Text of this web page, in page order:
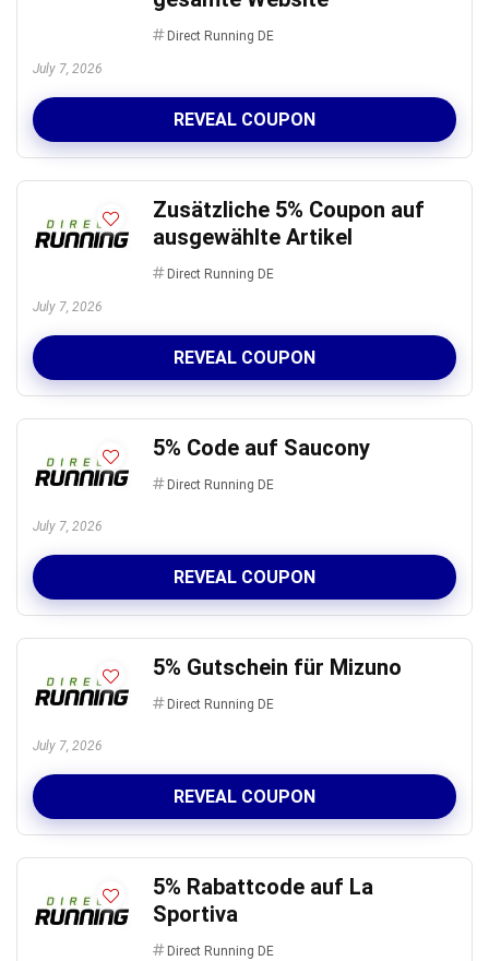
Direct Running DE
July 7, 2026
REVEAL COUPON
Zusätzliche 5% Coupon auf
ausgewählte Artikel
Direct Running DE
July 7, 2026
REVEAL COUPON
5% Code auf Saucony
Direct Running DE
July 7, 2026
REVEAL COUPON
5% Gutschein für Mizuno
Direct Running DE
July 7, 2026
REVEAL COUPON
5% Rabattcode auf La
Sportiva
Direct Running DE